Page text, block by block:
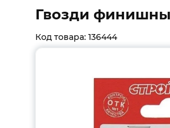
Гвозди
Код товара: 136444